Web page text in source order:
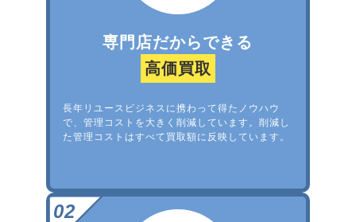
専門店だからできる
高価買取
長年リユースビジネスに携わって得たノウハウ
で、管理コストを大きく削減しています。削減し
た管理コストはすべて買取額に反映しています。